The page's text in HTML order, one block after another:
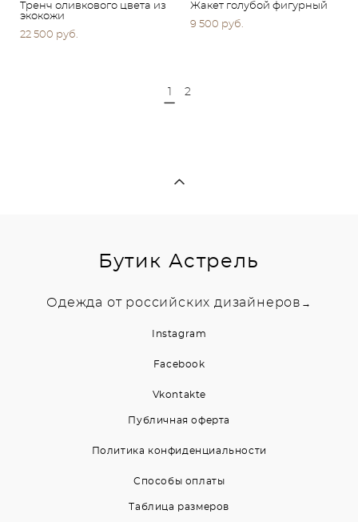
Тренч оливкового цвета из
экокожи
22 500 pуб.
Жакет голубой фигурный
9 500 pуб.
2
Бутик Астрель
Одежда от российских дизайнеров →
Instagram
Facebook
Vkontakte
Публичная оферта
Политика конфиденциальности
Способы оплаты
Таблица размеров